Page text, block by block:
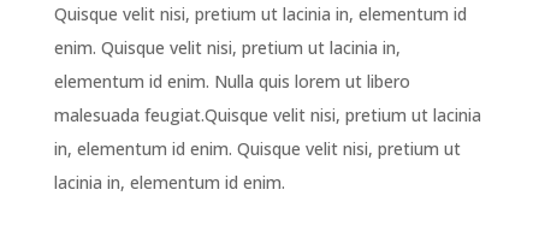
Quisque velit nisi, pretium ut lacinia in, elementum id
enim. Quisque velit nisi, pretium ut lacinia in,
elementum id enim. Nulla quis lorem ut libero
malesuada feugiat.Quisque velit nisi, pretium ut lacinia
in, elementum id enim. Quisque velit nisi, pretium ut
lacinia in, elementum id enim.